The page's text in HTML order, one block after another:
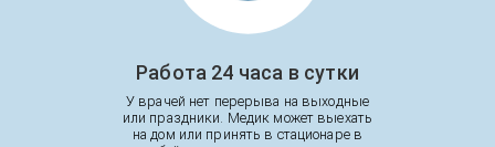
Работа 24 часа в сутки
У врачей нет перерыва на выходные
или праздники. Медик может выехать
на дом или принять в стационаре в